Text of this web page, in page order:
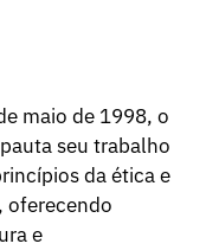
maio de 1998, o
seu trabalho
da ética e
oferecendo
e